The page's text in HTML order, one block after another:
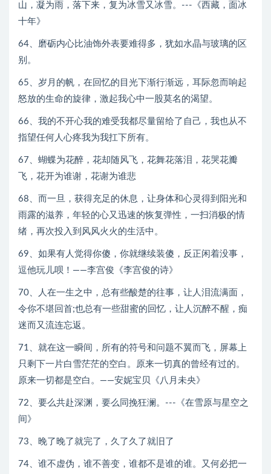
山，凝为雨，落下来，复为冰雪又冰雪。---《西藏，面冰
十年》
64、磨砺内心比油饰外表要难得多，犹如水晶与玻璃的区
别。
65、岁月的帆，在回忆的目光下渐行渐远，耳际忽而响起
怒放的生命的旋律，激起我心中一股莫名的渴望。
66、我的不开心我的难受我都尽量留给了自己，我也从不
指望任何人心疼我为我扛下所有。
67、蝴蝶为花醉，花却随风飞，花舞花落泪，花哭花瓣
飞，花开为谁谢，花谢为谁悲
68、而一旦，获得充足的休息，让身体和心灵得到阳光和
雨露的滋养，年轻的心又迅速的恢复弹性，一扫消极的情
绪，再次投入到风风火火的生活中。
69、如果有人觉得你傻，你就继续装傻，反正闲着没事，
逗他玩儿呗！——李宫俊《李宫俊的诗》
70、人在一生之中，总有些酸楚的往事，让人泪流满面，
令你不堪回首;也总有一些甜蜜的回忆，让人沉醉不醒，痴
迷而又流连忘返。
71、就在这一瞬间，所有的符号和问题不翼而飞，屏幕上
只剩下一片白雪茫茫的空白。原来一切真的曾经有过的。
原来一切都是空白。——安妮宝贝《八月未央》
72、要么共赴深渊，要么同挽狂澜。---《在雪原与星空之
间》
73、晚了晚了就完了，久了久了就旧了
74、谁不虚伪，谁不善变，谁都不是谁的谁。又何必把一